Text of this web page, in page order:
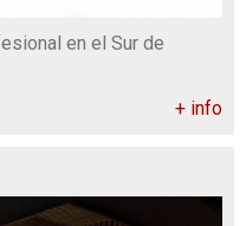
en el Sur de
+ info